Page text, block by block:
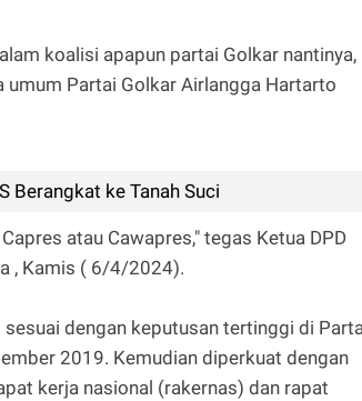
koalisi apapun partai Golkar nantinya,
Partai Golkar Airlangga Hartarto
Berangkat ke Tanah Suci
atau Cawapres," tegas Ketua DPD
, Kamis ( 6/4/2024).
dengan keputusan tertinggi di
2019. Kemudian diperkuat dengan
kerja nasional (rakernas) dan rapat